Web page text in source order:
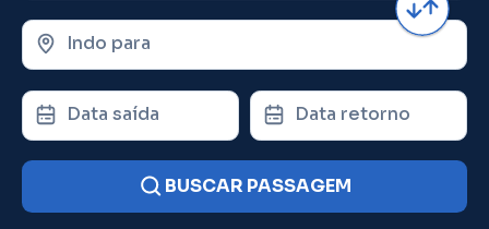
Indo para
Data saída Data retorno
BUSCAR PASSAGEM